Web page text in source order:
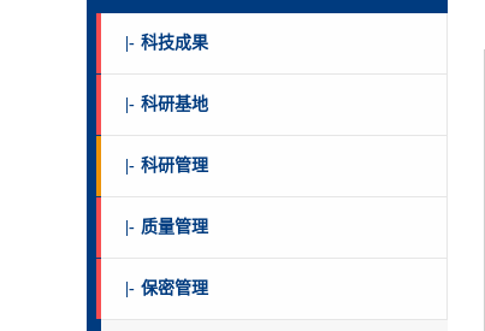
|- 科技成果
|- 科研基地
|- 科研管理
|- 质量管理
|- 保密管理